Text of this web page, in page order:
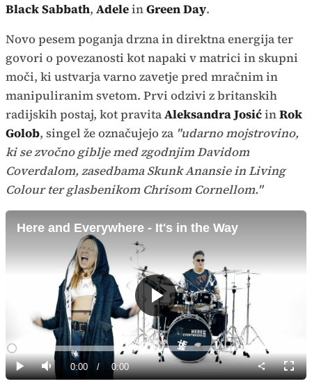
Black Sabbath, AdeleinGreen Day.
Novo pesem poganja drzna in direktna energija ter
govori o povezanosti kot napaki v matrici in skupni
moči, ki ustvarja varno zavetje pred mračnim in
manipuliranim svetom. Prvi odzivi z britanskih
radijskih postaj, kot pravitaAleksandra JosićinRok
Golob, singel že označujejo za "udarno mojstrovino,
ki se zvočno giblje med zgodnjim Davidom
Coverdalom, zasedbama Skunk Anansie in Living
Colour ter glasbenikom Chrisom Cornellom."
Here and Everywhere - It's in the Way
Predvajaj
Predvajaj
Tiho Current
0:00 / Duration
0:00
Loaded
0%
način